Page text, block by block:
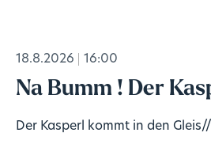
18.8.2026 16:00
Na Bumm ! Der
Der Kasperl kommt in den